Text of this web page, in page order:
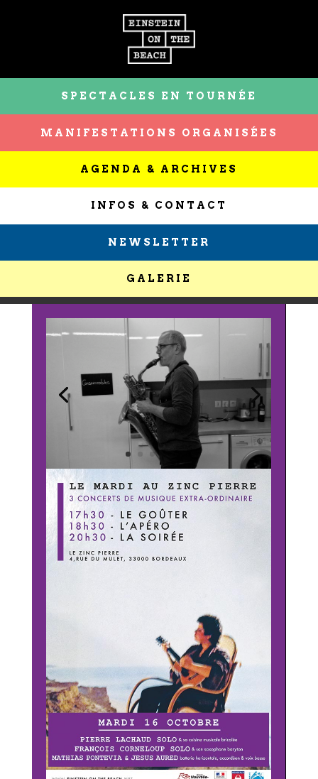
SPECTACLES EN TOURNÉE
MANIFESTATIONS ORGANISÉES
AGENDA & ARCHIVES
INFOS & CONTACT
NEWSLETTER
GALERIE